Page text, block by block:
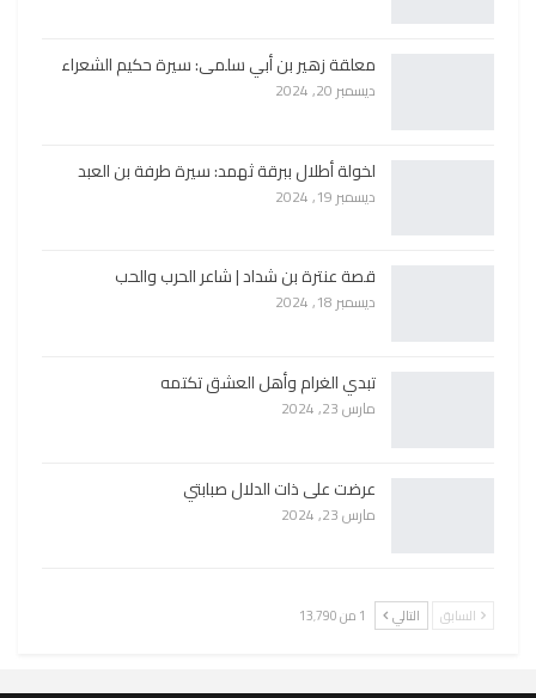
معلقة زهير بن أبي سلمى: سيرة حكيم الشعراء
ديسمبر 20, 2024
لخولة أطلال ببرقة ثهمد: سيرة طرفة بن العبد
ديسمبر 19, 2024
قصة عنترة بن شداد | شاعر الحرب والحب
ديسمبر 18, 2024
تبدي الغرام وأهل العشق تكتمه
مارس 23, 2024
عرضت على ذات الدلال صبابتي
مارس 23, 2024
السابق التالي 1 من 13٬790